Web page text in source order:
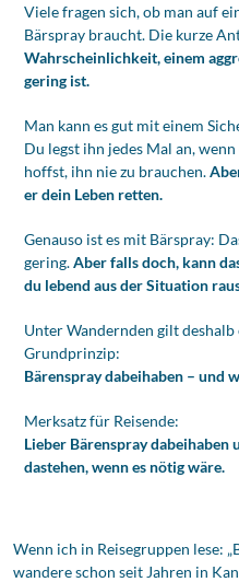
Viele fragen sich, ob man auf
Bärspray braucht. Die kurze
Wahrscheinlichkeit, einem
gering ist.
Man kann es gut mit einem
Du legst ihn jedes Mal an,
hoffst, ihn nie zu brauchen.
er dein Leben retten.
Genauso ist es mit Bärspray:
gering.Aber falls doch, kann
du lebend aus der Situation
Unter Wandernden gilt deshalb
Grundprinzip:
Bärenspray dabeihaben – und
Merksatz für Reisende:
Lieber Bärenspray dabeihaben
dastehen, wenn es nötig wäre.
Wenn ich in Reisegruppen lese:
wandere schon seit Jahren in